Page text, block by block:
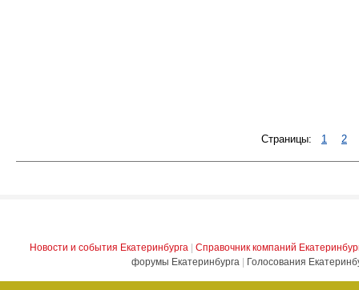
Страницы: 1 2
Новости и события Екатеринбурга
Справочник компаний
форумы Екатеринбурга
Голосования